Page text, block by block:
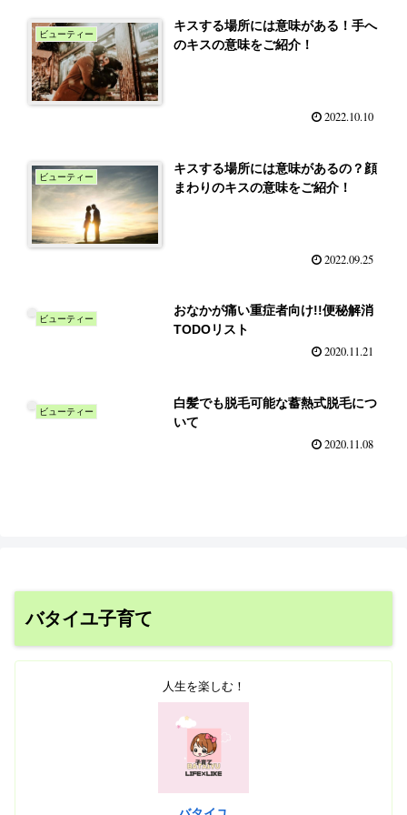
ビューティー
キスする場所には意味がある！手へ
のキスの意味をご紹介！
2022.10.10
ビューティー
キスする場所には意味があるの？顔
まわりのキスの意味をご紹介！
2022.09.25
ビューティー
おなかが痛い重症者向け!!便秘解消
TODOリスト
2020.11.21
ビューティー
白髪でも脱毛可能な蓄熱式脱毛につ
いて
2020.11.08
バタイユ子育て
人生を楽しむ！